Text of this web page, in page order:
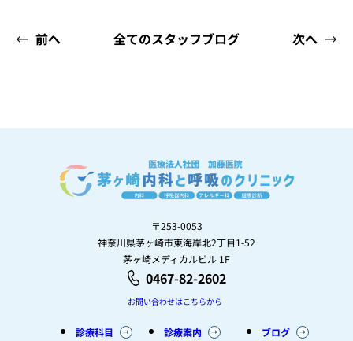
← 前へ 全てのスタッフブログ 次へ →
〒253-0053
神奈川県茅ヶ崎市東海岸北2丁目1-52
茅ヶ崎メディカルビル 1F
0467-82-2602
お問い合わせはこちらから
診療科目 診療案内 ブログ